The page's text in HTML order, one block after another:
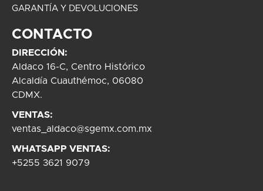
GARANTÍA Y DEVOLUCIONES
CONTACTO
DIRECCIÓN:
Aldaco 16-C, Centro Histórico
Alcaldía Cuauthémoc, 06080
CDMX.
VENTAS:
ventas_aldaco@sgemx.com.mx
WHATSAPP VENTAS:
+5255 3621 9079